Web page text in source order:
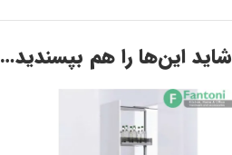
شاید این‌ها را هم بپسندید…